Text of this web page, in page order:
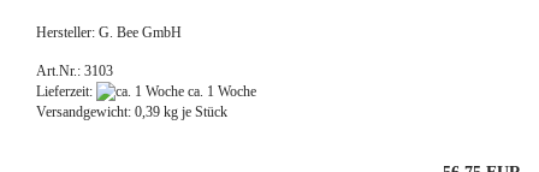
Hersteller: G. Bee GmbH
Art.Nr.: 3103
Lieferzeit:
ca. 1 Woche
Versandgewicht: 0,39 kg je Stück